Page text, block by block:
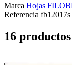
Marca Hojas
Referencia fb12017s
16